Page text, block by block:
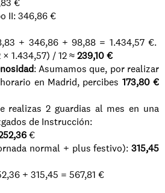
€
II: 346,86 €
+ 346,86 + 98,88 = 1.434,57 €.
1.434,57) / 12 ≈ 239,10 €
: Asumamos que, por realizar
en Madrid, percibes 173,80 €
realizas 2 guardias al mes en una
de Instrucción:
€
normal + plus festivo): 315,45
+ 315,45 = 567,81 €